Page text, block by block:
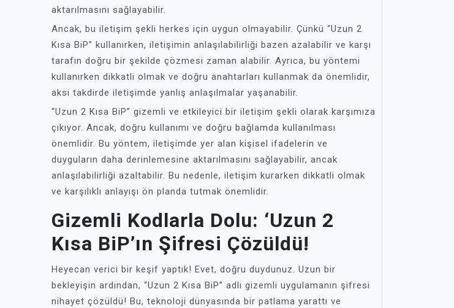
aktarılmasını sağlayabilir.
Ancak, bu iletişim şekli herkes için uygun olmayabilir. Çünkü “Uzun 2
Kısa BiP” kullanırken, iletişimin anlaşılabilirliği bazen azalabilir ve karşı
tarafın doğru bir şekilde çözmesi zaman alabilir. Ayrıca, bu yöntemi
kullanırken dikkatli olmak ve doğru anahtarları kullanmak da önemlidir,
aksi takdirde iletişimde yanlış anlaşılmalar yaşanabilir.
“Uzun 2 Kısa BiP” gizemli ve etkileyici bir iletişim şekli olarak karşımıza
çıkıyor. Ancak, doğru kullanımı ve doğru bağlamda kullanılması
önemlidir. Bu yöntem, iletişimde yer alan kişisel ifadelerin ve
duyguların daha derinlemesine aktarılmasını sağlayabilir, ancak
anlaşılabilirliği azaltabilir. Bu nedenle, iletişim kurarken dikkatli olmak
ve karşılıklı anlayışı ön planda tutmak önemlidir.
Gizemli Kodlarla Dolu: ‘Uzun 2
Kısa BiP’ın Şifresi Çözüldü!
Heyecan verici bir keşif yaptık! Evet, doğru duydunuz. Uzun bir
bekleyişin ardından, “Uzun 2 Kısa BiP” adlı gizemli uygulamanın şifresi
nihayet çözüldü! Bu, teknoloji dünyasında bir patlama yarattı ve